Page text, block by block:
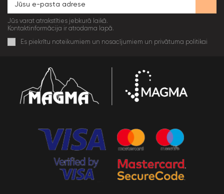
Jūs varat atrakstīties jebkurā laikā.
Kontaktinformācija ir atrodama lapā.
Es piekrītu noteikumiem un nosacījumiem un privātuma politikai